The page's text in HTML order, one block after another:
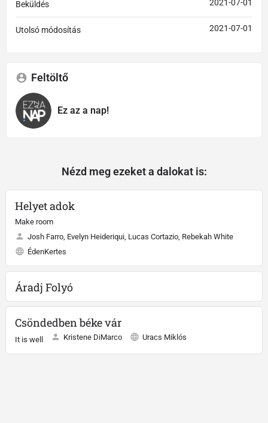
Beküldés 2021-07-01
Utolsó módosítás 2021-07-01
Feltöltő
Ez az a nap!
Nézd meg ezeket a dalokat is:
Helyet adok
Make room
Josh Farro, Evelyn Heideriqui, Lucas Cortazio, Rebekah White
ÉdenKertes
Áradj Folyó
Csöndedben béke vár
It is well Kristene DiMarco Uracs Miklós